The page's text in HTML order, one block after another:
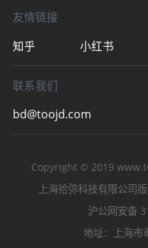
友情链接
知乎
小红书
联系我们
bd@toojd.com
Copyright © 2019
上海拾弥科技有限公司
沪公网安备
地址：上海市